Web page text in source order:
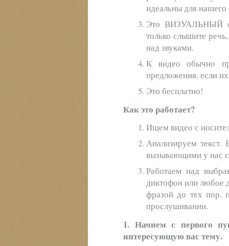
идеальны для нашего
Это ВИЗУАЛЬНЫЙ
только слышите
над звуками.
К видео обычно
предложения, если
Это бесплатно!
Как это работает?
Ищем видео с
Анализируем
вызывающими у нас
Работаем над
диктофон или любое
фразой до тех пор,
прослушивании.
1. Начнем с первого
интересующую вас тему.